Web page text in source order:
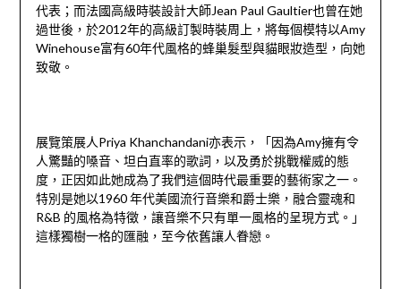
代表；而法國高級時裝設計大師Jean Paul Gaultier也曾在她
過世後，於2012年的高級訂製時裝周上，將每個模特以Amy
Winehouse富有60年代風格的蜂巢髮型與貓眼妝造型，向她
致敬。
展覽策展人Priya Khanchandani亦表示，「因為Amy擁有令
人驚豔的嗓音、坦白直率的歌詞，以及勇於挑戰權威的態
度，正因如此她成為了我們這個時代最重要的藝術家之一。
特別是她以1960 年代美國流行音樂和爵士樂，融合靈魂和
R&B 的風格為特徵，讓音樂不只有單一風格的呈現方式。」
這樣獨樹一格的匯融，至今依舊讓人眷戀。